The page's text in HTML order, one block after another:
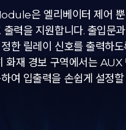
은 엘리베이터 제어 뿐
출력을 지원합니다. 출입문
한 릴레이 신호를 출력하
화재 경보 구역에서는 AUX
여 입출력을 손쉽게 설정